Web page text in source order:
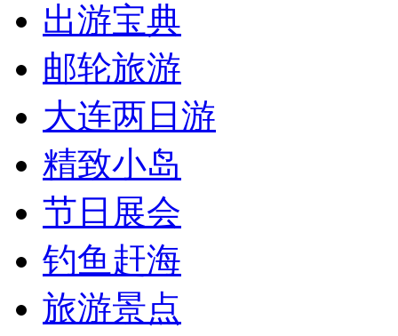
出游宝典
邮轮旅游
大连两日游
精致小岛
节日展会
钓鱼赶海
旅游景点